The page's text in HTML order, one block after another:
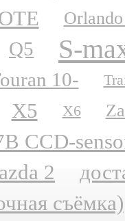
Q5 S-
10-
X5 X6
CCD-
2
съёмка)